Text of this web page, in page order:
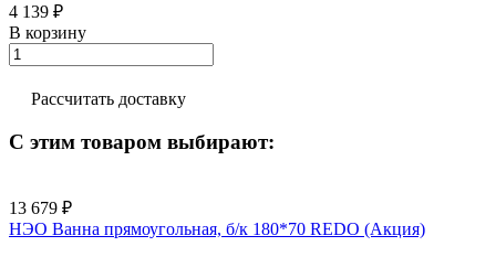
4 139 ₽
В корзину
Рассчитать доставку
С этим товаром выбирают:
13 679 ₽
НЭО Ванна прямоугольная, б/к 180*70 REDO (Акция)